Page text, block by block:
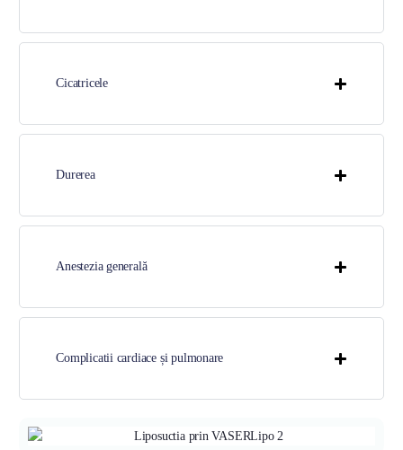
Cicatricele
Durerea
Anestezia generală
Complicatii cardiace și pulmonare